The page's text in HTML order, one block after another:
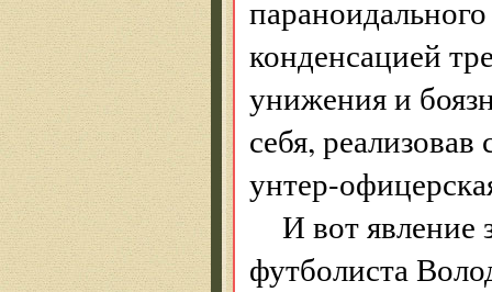
конденсацией
унижения и
себя,
унтер-
И вот явление
футболиста